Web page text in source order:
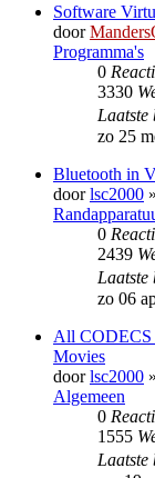
Software
door
Programma's
0
3330
Laatste
zo 25
Bluetooth in
doorlsc2000 »
0
2439
Laatste
zo 06
All CODECS
Movies
doorlsc2000 »
Algemeen
0
1555
Laatste